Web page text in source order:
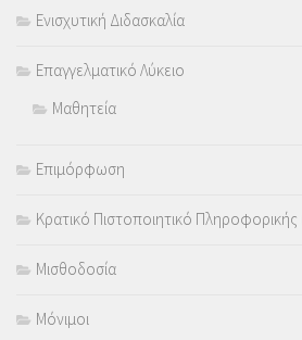
Ενισχυτική Διδασκαλία
Επαγγελματικό Λύκειο
Μαθητεία
Επιμόρφωση
Κρατικό Πιστοποιητικό
Μισθοδοσία
Μόνιμοι